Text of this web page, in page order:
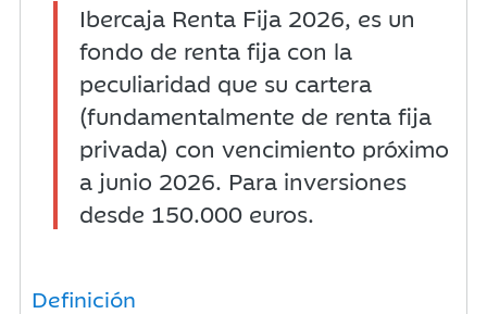
Ibercaja Renta Fija 2026, es un
fondo de renta fija con la
peculiaridad que su cartera
(fundamentalmente de renta fija
privada) con vencimiento próximo
a junio 2026. Para inversiones
desde 150.000 euros.
Definición